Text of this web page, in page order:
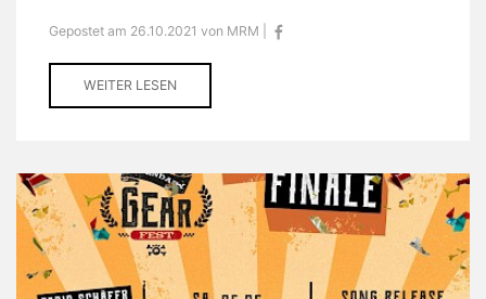
Gepostet am 26.10.2021 von MRM |
WEITER LESEN